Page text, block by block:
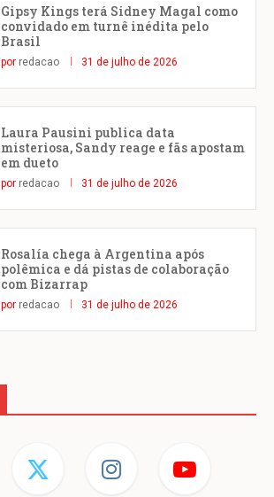
Gipsy Kings terá Sidney Magal como
convidado em turnê inédita pelo
Brasil
por redacao 31 de julho de 2026
Laura Pausini publica data
misteriosa, Sandy reage e fãs apostam
em dueto
por redacao 31 de julho de 2026
Rosalía chega à Argentina após
polêmica e dá pistas de colaboração
com Bizarrap
por redacao 31 de julho de 2026